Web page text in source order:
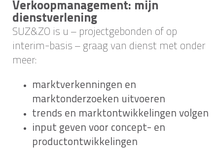
Verkoopmanagement: mijn
dienstverlening
SUZ&ZO is u – projectgebonden of op
interim-basis – graag van dienst met onder
meer:
marktverkenningen en
marktonderzoeken uitvoeren
trends en marktontwikkelingen volgen
input geven voor concept- en
productontwikkelingen